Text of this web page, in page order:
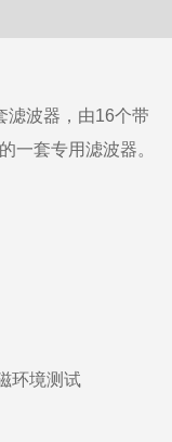
滤波器，由16个带
一套专用滤波器。
环境测试